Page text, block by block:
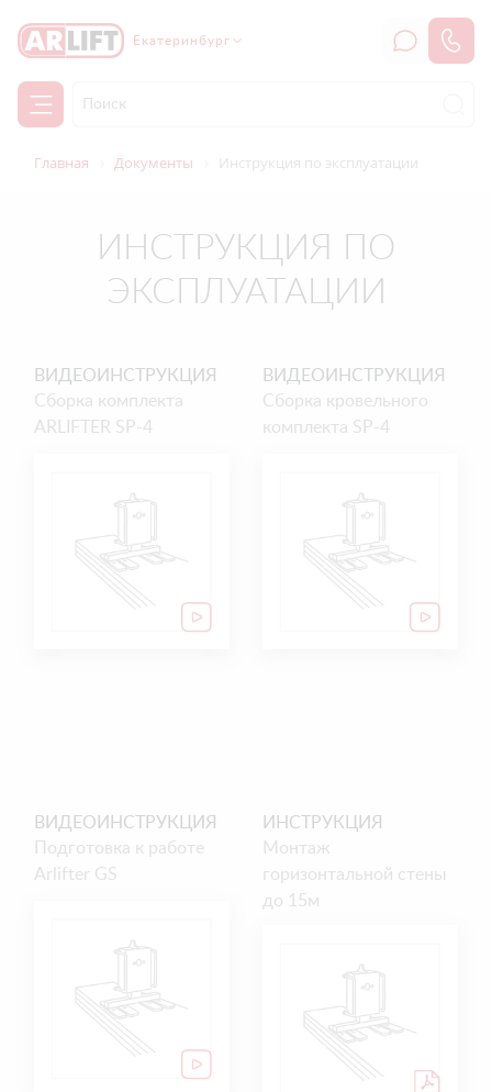
Екатеринбург
Главная Документы Инструкция по эксплуатации
ИНСТРУКЦИЯ ПО
ЭКСПЛУАТАЦИИ
ВИДЕОИНСТРУКЦИЯ
Сборка комплекта
ARLIFTER SP-4
ВИДЕОИНСТРУКЦИЯ
Сборка кровельного
комплекта SP-4
ВИДЕОИНСТРУКЦИЯ
Подготовка к работе
Arlifter GS
ИНСТРУКЦИЯ
Монтаж
горизонтальной стены
до 15м